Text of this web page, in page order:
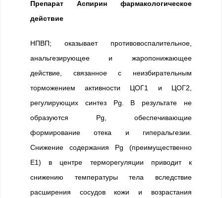
Препарат Аспирин фармакологическое
действие
НПВП; оказывает противовоспалительное,
анальгезирующее и жаропонижающее
действие, связанное с неизбирательным
торможением активности ЦОГ1 и ЦОГ2,
регулирующих синтез Pg. В результате не
образуются Pg, обеспечивающие
формирование отека и гиперальгезии.
Снижение содержания Pg (преимущественно
Е1) в центре терморегуляции приводит к
снижению температуры тела вследствие
расширения сосудов кожи и возрастания